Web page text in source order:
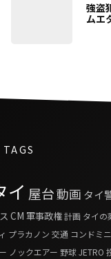
強盗
ムエ
イ 屋台動画 タイ
CM 軍事政権計画 タイの
プラカノン 交通 コンドミ
ノックエアー 野球JETRO